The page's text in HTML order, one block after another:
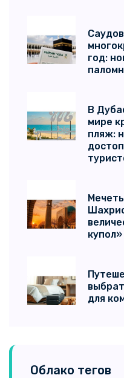
год:
В
мире
пляж:
для
Облако тегов